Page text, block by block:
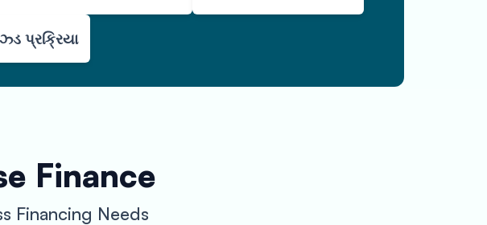
પ્રક્રિયા
Finance
Financing Needs